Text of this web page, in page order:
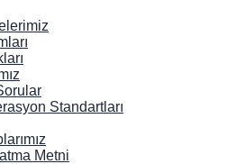
Standartları
Metni